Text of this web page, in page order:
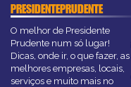
PRESIDENTEPRUDENTE
O melhor de Presidente
Prudente num só lugar!
Dicas, onde ir, o que fazer, as
melhores empresas, locais,
serviços e muito mais no